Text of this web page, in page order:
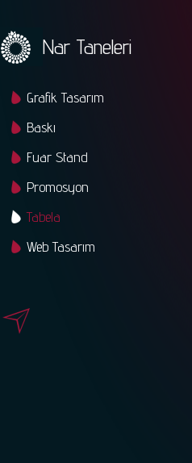
Nar Taneleri
Grafik Tasarım
Baskı
Fuar Stand
Promosyon
Tabela
Web Tasarım